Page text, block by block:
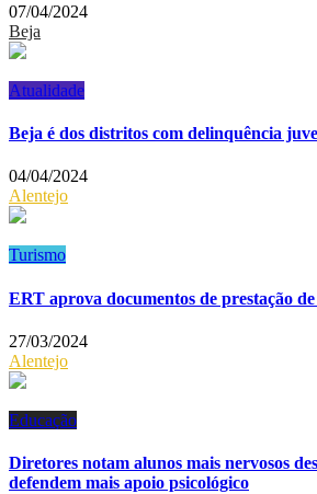
07/04/2024
Beja
Atualidade
Beja é dos distritos com delinquência
04/04/2024
Alentejo
Turismo
ERT aprova documentos de prestação de
27/03/2024
Alentejo
Educação
Diretores notam alunos mais nervosos
defendem mais apoio psicológico